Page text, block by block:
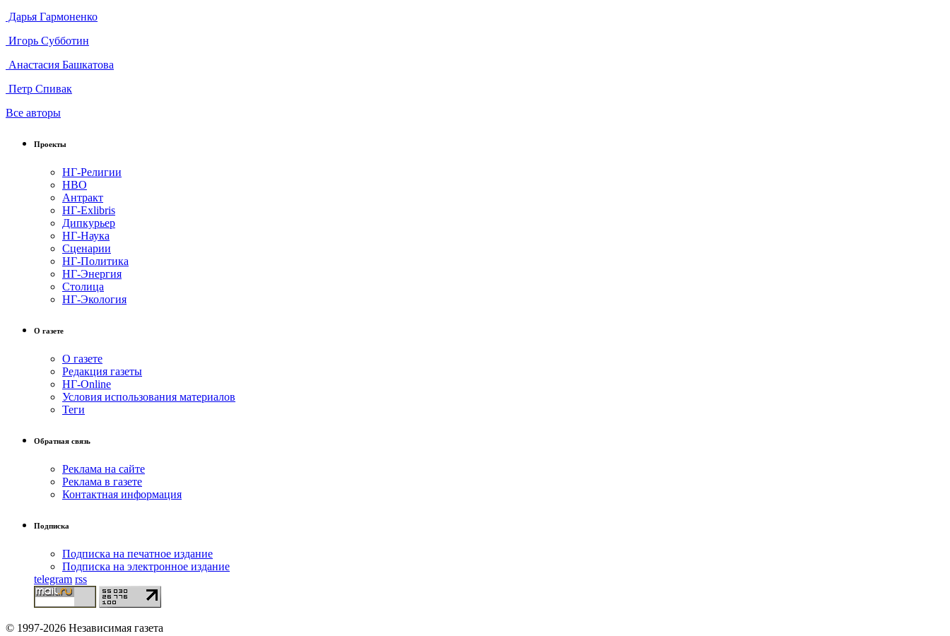
Дарья Гармоненко
Игорь Субботин
Анастасия Башкатова
Петр Спивак
Все авторы
Проекты
НГ-Религии
НВО
Антракт
НГ-Exlibris
Дипкурьер
НГ-Наука
Сценарии
НГ-Политика
НГ-Энергия
Столица
НГ-Экология
О газете
О газете
Редакция газеты
НГ-Online
Условия использования материалов
Теги
Обратная связь
Реклама на сайте
Реклама в газете
Контактная информация
Подписка
Подписка на печатное издание
Подписка на электронное издание
telegram rss
© 1997-2026 Независимая газета